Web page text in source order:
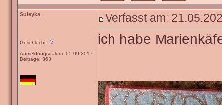
Suleyka
Geschlecht:
Anmeldungsdatum: 05.09.2017
Beiträge: 363
Verfasst am:
ich habe